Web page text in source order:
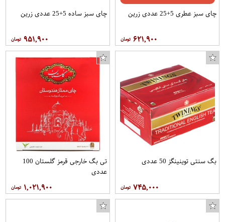
چای سبز عطری 5+25 عددی زرین
۶۲۱,۹۰۰
چای سبز ساده 5+25 عددی زرین
۹۵۱,۹۰۰
بگ سنتی توینینگز 50 عددی
۷۴۵,۰۰۰
تی بگ خارجی قرمز گلستان 100
عددی
۱,۰۲۱,۹۰۰